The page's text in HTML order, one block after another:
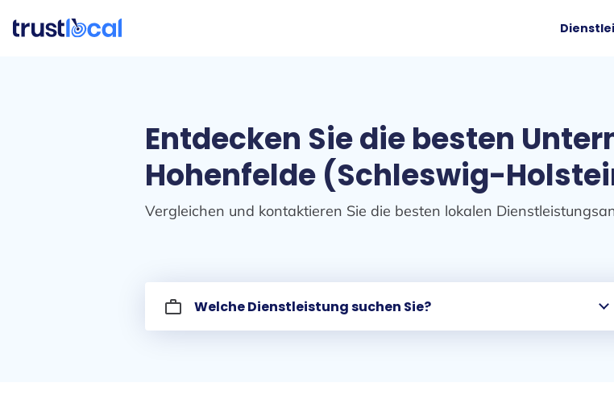
Entdecken Sie die besten
Hohenfelde (Schleswig-
Vergleichen und kontaktieren Sie die besten lokalen
work_outline